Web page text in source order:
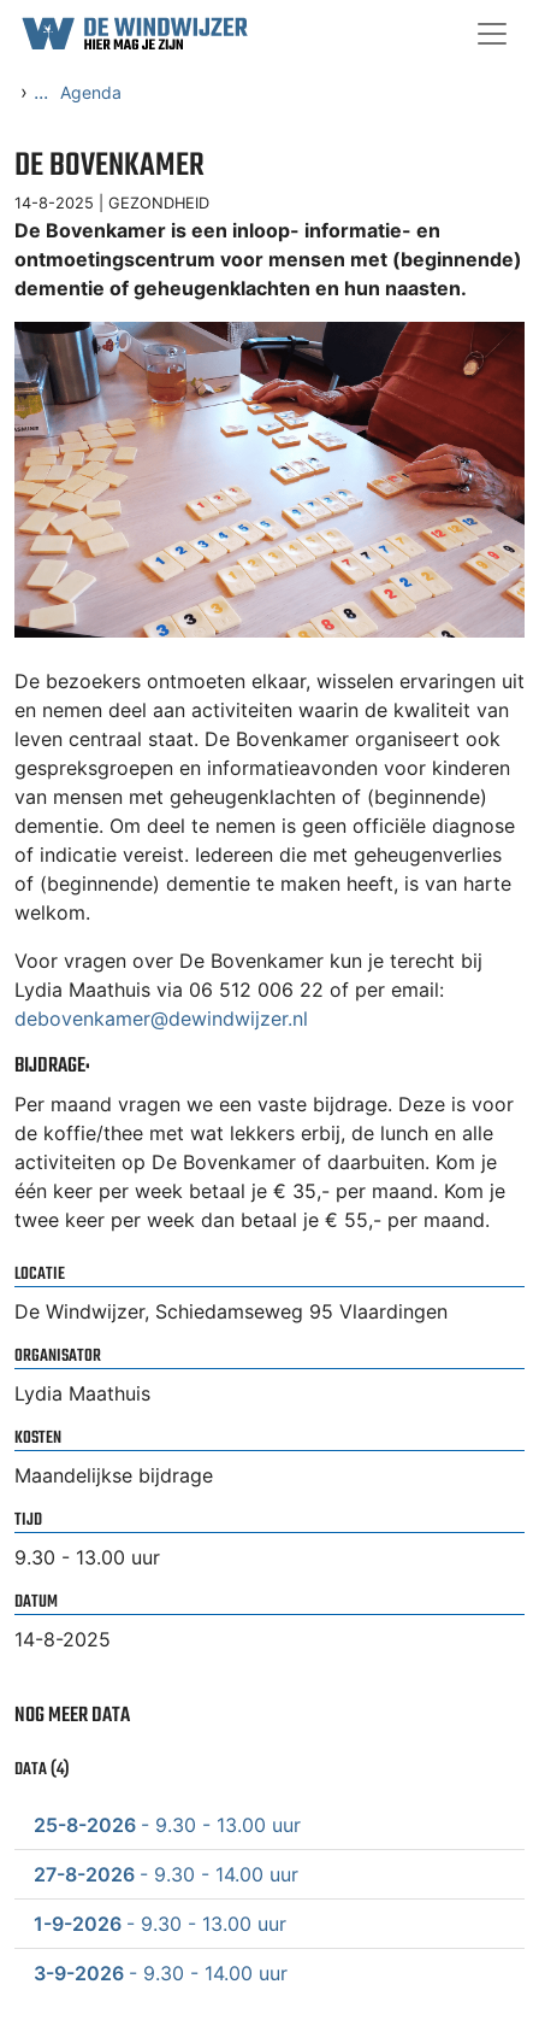
Ga naar content
› ... Agenda
DE BOVENKAMER
14-8-2025 | GEZONDHEID
De Bovenkamer is een inloop- informatie- en
ontmoetingscentrum voor mensen met (beginnende)
dementie of geheugenklachten en hun naasten.
De bezoekers ontmoeten elkaar, wisselen ervaringen uit
en nemen deel aan activiteiten waarin de kwaliteit van
leven centraal staat. De Bovenkamer organiseert ook
gespreksgroepen en informatieavonden voor kinderen
van mensen met geheugenklachten of (beginnende)
dementie. Om deel te nemen is geen officiële diagnose
of indicatie vereist. Iedereen die met geheugenverlies
of (beginnende) dementie te maken heeft, is van harte
welkom.
Voor vragen over De Bovenkamer kun je terecht bij
Lydia Maathuis via 06 512 006 22 of per email:
debovenkamer@dewindwijzer.nl
BIJDRAGE:
Per maand vragen we een vaste bijdrage. Deze is voor
de koffie/thee met wat lekkers erbij, de lunch en alle
activiteiten op De Bovenkamer of daarbuiten. Kom je
één keer per week betaal je € 35,- per maand. Kom je
twee keer per week dan betaal je € 55,- per maand.
LOCATIE
De Windwijzer, Schiedamseweg 95 Vlaardingen
ORGANISATOR
Lydia Maathuis
KOSTEN
Maandelijkse bijdrage
TIJD
9.30 - 13.00 uur
DATUM
14-8-2025
NOG MEER DATA
DATA (4)
25-8-2026 - 9.30 - 13.00 uur
27-8-2026 - 9.30 - 14.00 uur
1-9-2026 - 9.30 - 13.00 uur
3-9-2026 - 9.30 - 14.00 uur